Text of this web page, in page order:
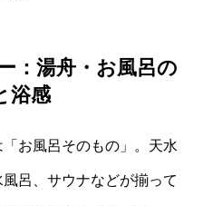
：湯舟・お風呂の
浴感
お風呂そのもの」。天水
呂、サウナなどが揃って